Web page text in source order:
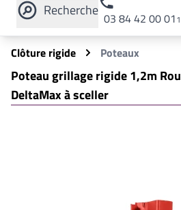
Recherche 03 84 42 00 01
Rechercher sur le site
Clôture rigide
Poteaux
Poteau grillage rigide 1,2m
DeltaMax à sceller